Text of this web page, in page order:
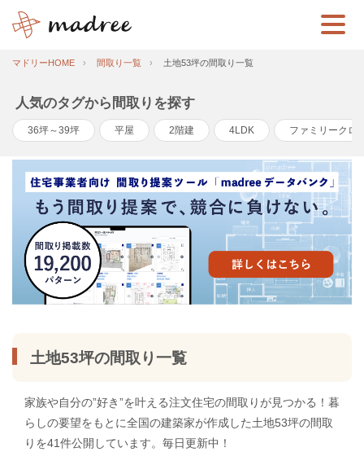
マドリーHOME 間取り一覧 土地53坪の間取り一覧
人気のタグから間取りを探す
36坪～39坪 平屋 2階建 4LDK ファミリークロ
土地53坪の間取り一覧
家族や自分の”好き”を叶える注文住宅の間取りが見つかる！暮
らしの要望をもとに全国の建築家が作成した土地53坪の間取
りを41件公開しています。毎日更新中！